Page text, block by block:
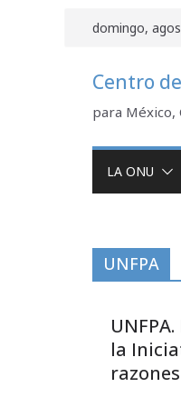
Saltardomingo,
Centro
para México,
LA ONU
UNFPA
la
razones